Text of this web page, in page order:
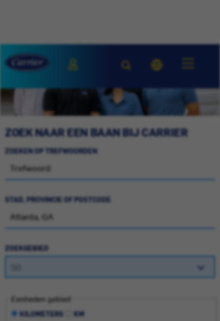
ZOEK NAAR EEN BAAN BIJ CARRIER
ZOEKEN OP TREFWOORDEN
STAD, PROVINCIE OF POSTCODE
ZOEKGEBIED
Eenheden gebied
KILOMETERS KM